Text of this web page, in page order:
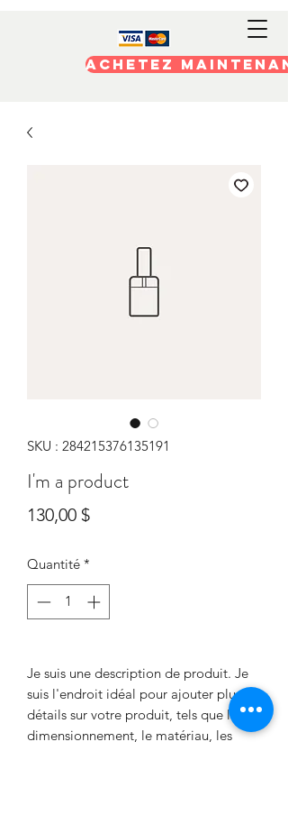
Achetez
SKU : 284215376135191
I'm a product
130,00 $Prix
Quantité *
Je suis une description de produit. Je
suis l'endroit idéal pour ajouter plus de
détails sur votre produit, tels que le
dimensionnement, le matériau, les